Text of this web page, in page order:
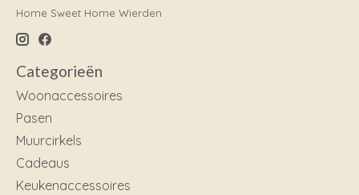
Home Sweet Home Wierden
Categorieën
Woonaccessoires
Pasen
Muurcirkels
Cadeaus
Keukenaccessoires